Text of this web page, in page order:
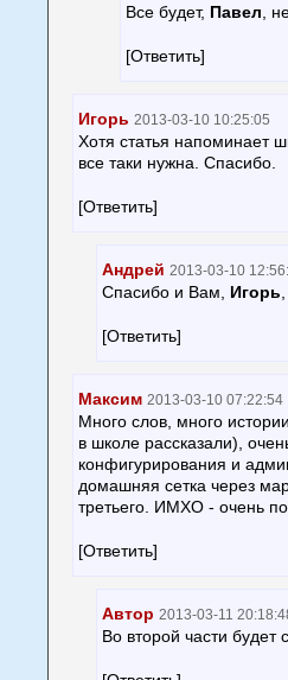
Все будет, Павел ,
[Ответить]
Игорь 2013-03-10 10:25:05
Хотя статья напоминает
все таки нужна. Спасибо.
[Ответить]
Андрей 2013-03-10
Спасибо и Вам, Игорь
[Ответить]
Максим 2013-03-10 07:22:54
Много слов, много
в школе рассказали),
конфигурирования и
домашняя сетка через
третьего. ИМХО - очень
[Ответить]
Автор 2013-03-11
Во второй части будет